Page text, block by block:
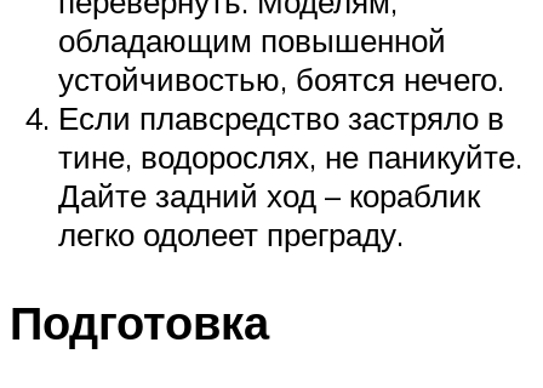
обладающим повышенной
устойчивостью, боятся нечего.
Если плавсредство застряло в
тине, водорослях, не паникуйте.
Дайте задний ход – кораблик
легко одолеет преграду.
Подготовка